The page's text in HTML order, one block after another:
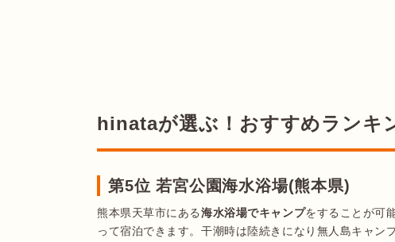
hinataが選ぶ！おすすめランキ
第5位 若宮公園海水浴場(熊本県)
熊本県天草市にある海水浴場でキャンプをすることが可
って宿泊できます。干潮時は陸続きになり無人島キャ